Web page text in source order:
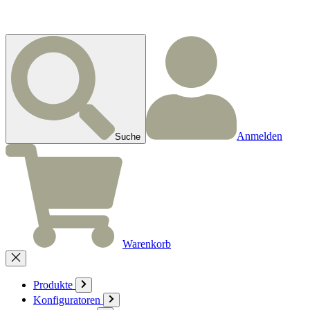
Suche Anmelden
Warenkorb
Produkte
Konfiguratoren